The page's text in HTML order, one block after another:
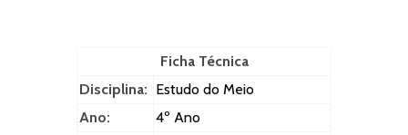
Ficha Técnica
Disciplina: Estudo do Meio
Ano:
4º Ano